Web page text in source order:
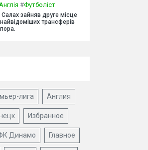
Англія #Футболіст
зайняв друге місце
трансферів
лига Англия
Избранное
Динамо Главное